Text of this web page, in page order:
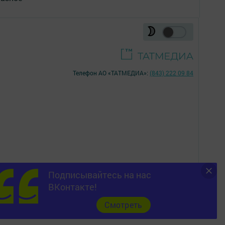
Подписывайтесь на нас
ВКонтакте!
Cмотреть
Телефон АО «ТАТМЕДИА»: (843) 222 09 84